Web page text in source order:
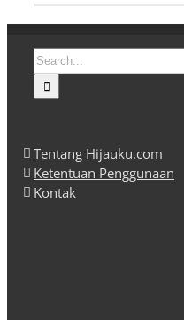
Search
for:
Tentang Hijauku.com
Ketentuan Penggunaan
Kontak